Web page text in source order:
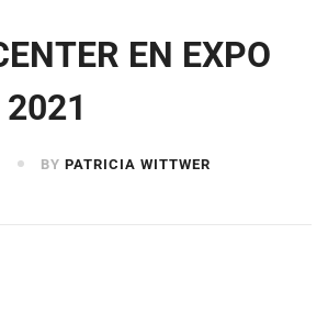
EN EXPO
2021
BY PATRICIA WITTWER